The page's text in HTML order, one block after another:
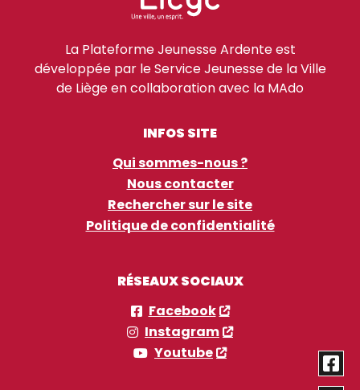
La Plateforme Jeunesse Ardente est
développée par le Service Jeunesse de la Ville
de Liège en collaboration avec la MAdo
INFOS SITE
Qui sommes-nous ?
Nous contacter
Rechercher sur le site
Politique de confidentialité
RÉSEAUX SOCIAUX
Facebook
Instagram
Youtube